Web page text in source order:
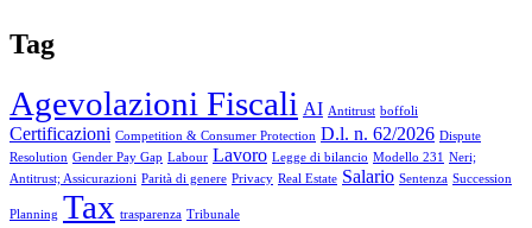
Tag
Agevolazioni Fiscali AI Antitrust boffoli
Certificazioni Competition & Consumer Protection D.l. n. 62/2026 Dispute
Resolution Gender Pay Gap Labour Lavoro Legge di bilancio Modello 231 Neri;
Antitrust; Assicurazioni Parità di genere Privacy Real Estate Salario Sentenza Succession
Planning Tax trasparenza Tribunale